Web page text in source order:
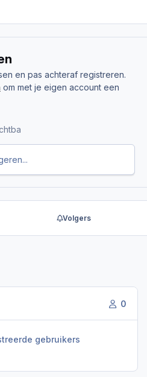
en pas achteraf registreren.
om met je eigen account een
Volgers
0
gebruikers